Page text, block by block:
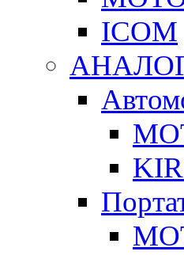
ICOM